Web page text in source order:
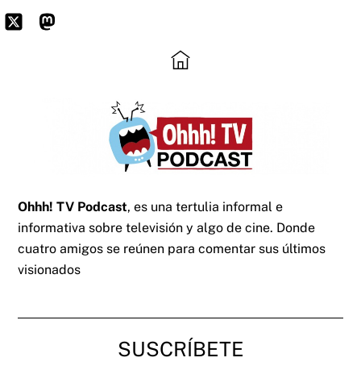
Skip
to
Icon
Mastodon
Ohhh! TV Podcast, es una tertulia informal e
informativa sobre televisión y algo de cine. Donde
cuatro amigos se reúnen para comentar sus últimos
visionados
SUSCRÍBETE